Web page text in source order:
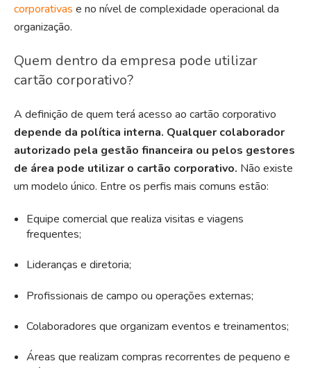
corporativas e no nível de complexidade operacional da
organização.
Quem dentro da empresa pode utilizar
cartão corporativo?
A definição de quem terá acesso ao cartão corporativo
depende da política interna. Qualquer colaborador
autorizado pela gestão financeira ou pelos gestores
de área pode utilizar o cartão corporativo. Não existe
um modelo único. Entre os perfis mais comuns estão:
Equipe comercial que realiza visitas e viagens
frequentes;
Lideranças e diretoria;
Profissionais de campo ou operações externas;
Colaboradores que organizam eventos e treinamentos;
Áreas que realizam compras recorrentes de pequeno e